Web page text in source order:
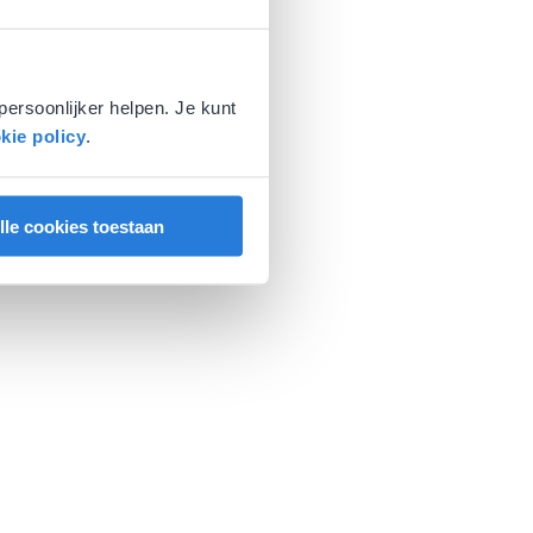
helpen. Je kunt
policy.
cookies toestaan